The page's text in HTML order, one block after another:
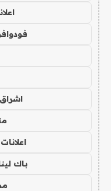
اشراق
اعلانات
باك